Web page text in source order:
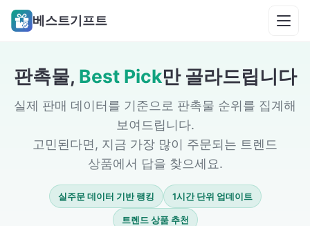
베스트기프트
판촉물, Best Pick만 골라드립니다
실제 판매 데이터를 기준으로 판촉물 순위를 집계해
보여드립니다.
고민된다면, 지금 가장 많이 주문되는 트렌드
상품에서 답을 찾으세요.
실주문 데이터 기반 랭킹 1시간 단위 업데이트
트렌드 상품 추천